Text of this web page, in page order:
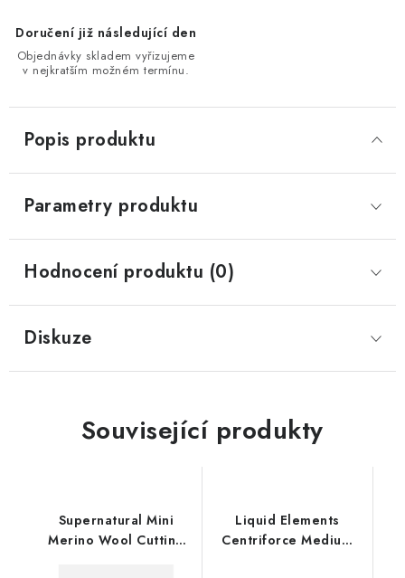
Doručení již následující den
Objednávky skladem vyřizujeme
v nejkratším možném termínu.
Popis produktu
Parametry produktu
Hodnocení produktu (0)
Diskuze
Související produkty
Supernatural Mini
Merino Wool Cutting
Liquid Elements
Centriforce Medium